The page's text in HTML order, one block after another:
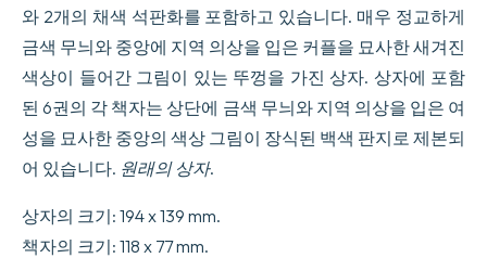
와 2개의 채색 석판화를 포함하고 있습니다. 매우 정교하게
금색 무늬와 중앙에 지역 의상을 입은 커플을 묘사한 새겨진
색상이 들어간 그림이 있는 뚜껑을 가진 상자. 상자에 포함
된 6권의 각 책자는 상단에 금색 무늬와 지역 의상을 입은 여
성을 묘사한 중앙의 색상 그림이 장식된 백색 판지로 제본되
어 있습니다. 원래의 상자.
상자의 크기: 194 x 139 mm.
책자의 크기: 118 x 77 mm.